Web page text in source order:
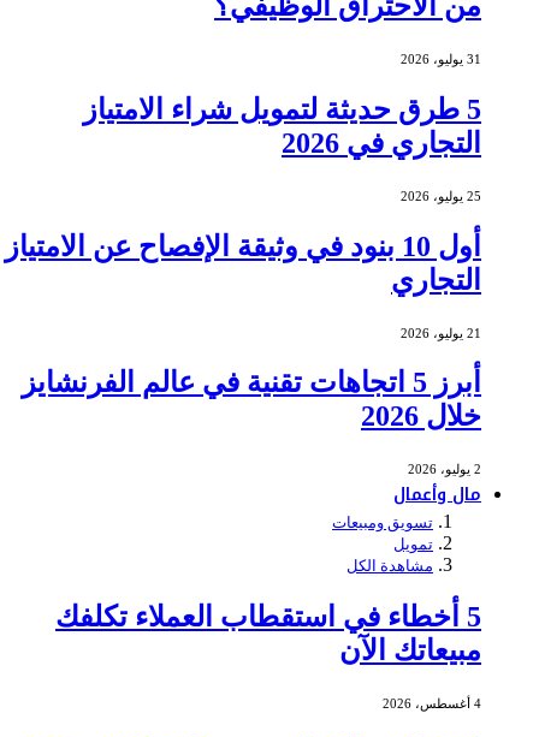
31 يوليو، 2026
5 طرق حديثة لتمويل شراء الامتياز
التجاري في 2026
25 يوليو، 2026
أول 10 بنود في وثيقة الإفصاح عن الامتياز
التجاري
21 يوليو، 2026
أبرز 5 اتجاهات تقنية في عالم الفرنشايز
خلال 2026
2 يوليو، 2026
مال وأعمال
تسويق ومبيعات
تمويل
مشاهدة الكل
5 أخطاء في استقطاب العملاء تكلفك
مبيعاتك الآن
4 أغسطس، 2026